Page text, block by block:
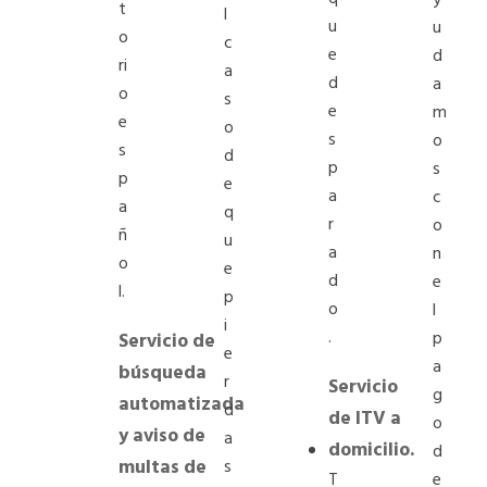
t
o
ri
o
e
s
p
a
ñ
o
l.
Servicio de
búsqueda
automatizada
y aviso de
multas de
l
c
a
s
o
d
e
q
u
e
p
i
e
r
d
a
s
u
e
d
e
s
p
a
r
a
d
o
.
Servicio
de ITV a
domicilio.
T
u
d
a
m
o
s
c
o
n
e
l
p
a
g
o
d
e